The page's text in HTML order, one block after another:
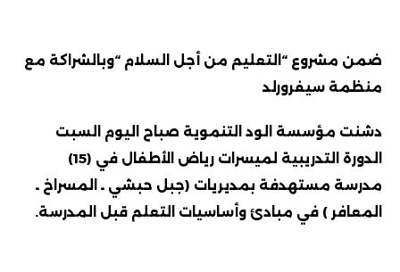
ضمن مشروع “التعليم من أجل السلام “وبالشراكة مع
منظمة سيفرورلد
دشنت مؤسسة الود التنموية صباح اليوم السبت
الدورة التدريبية لميسرات رياض الأطفال في (15)
مدرسة مستهدفة بمديريات (جبل حبشي ـ المسراخ ـ
المعافر ) في مبادئ وأساسيات التعلم قبل المدرسة.